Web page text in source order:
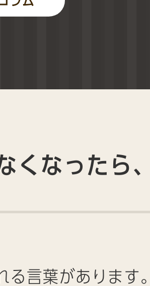
くなったら
る言葉があります